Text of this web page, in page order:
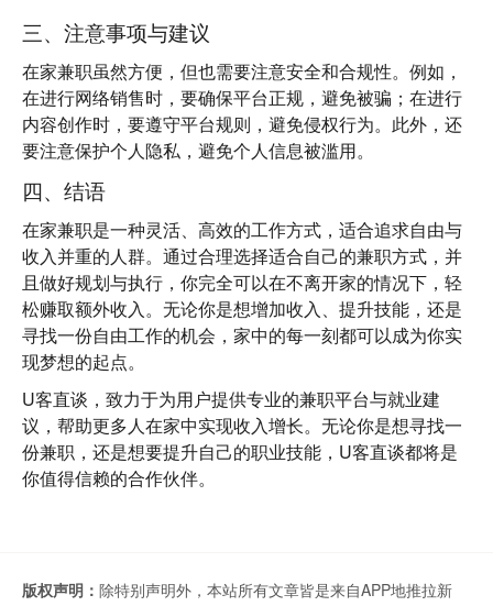
三、注意事项与建议
在家兼职虽然方便，但也需要注意安全和合规性。例如，
在进行网络销售时，要确保平台正规，避免被骗；在进行
内容创作时，要遵守平台规则，避免侵权行为。此外，还
要注意保护个人隐私，避免个人信息被滥用。
四、结语
在家兼职是一种灵活、高效的工作方式，适合追求自由与
收入并重的人群。通过合理选择适合自己的兼职方式，并
且做好规划与执行，你完全可以在不离开家的情况下，轻
松赚取额外收入。无论你是想增加收入、提升技能，还是
寻找一份自由工作的机会，家中的每一刻都可以成为你实
现梦想的起点。
U客直谈 ，致力于为用户提供专业的兼职平台与就业建
议，帮助更多人在家中实现收入增长。无论你是想寻找一
份兼职，还是想要提升自己的职业技能，U客直谈都将是
你值得信赖的合作伙伴。
版权声明： 除特别声明外，本站所有文章皆是来自APP地推拉新